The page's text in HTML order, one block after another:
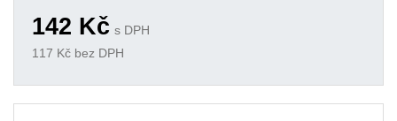
142 Kč s DPH
117 Kč bez DPH